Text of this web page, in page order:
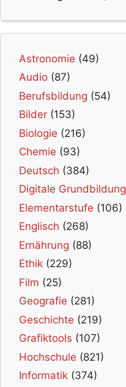
Astronomie (49)
Audio (87)
Berufsbildung (54)
Bilder (153)
Biologie (216)
Chemie (93)
Deutsch (384)
Digitale Grundbildung
Elementarstufe (106)
Englisch (268)
Ernährung (88)
Ethik (229)
Film (25)
Geografie (281)
Geschichte (219)
Grafiktools (107)
Hochschule (821)
Informatik (374)